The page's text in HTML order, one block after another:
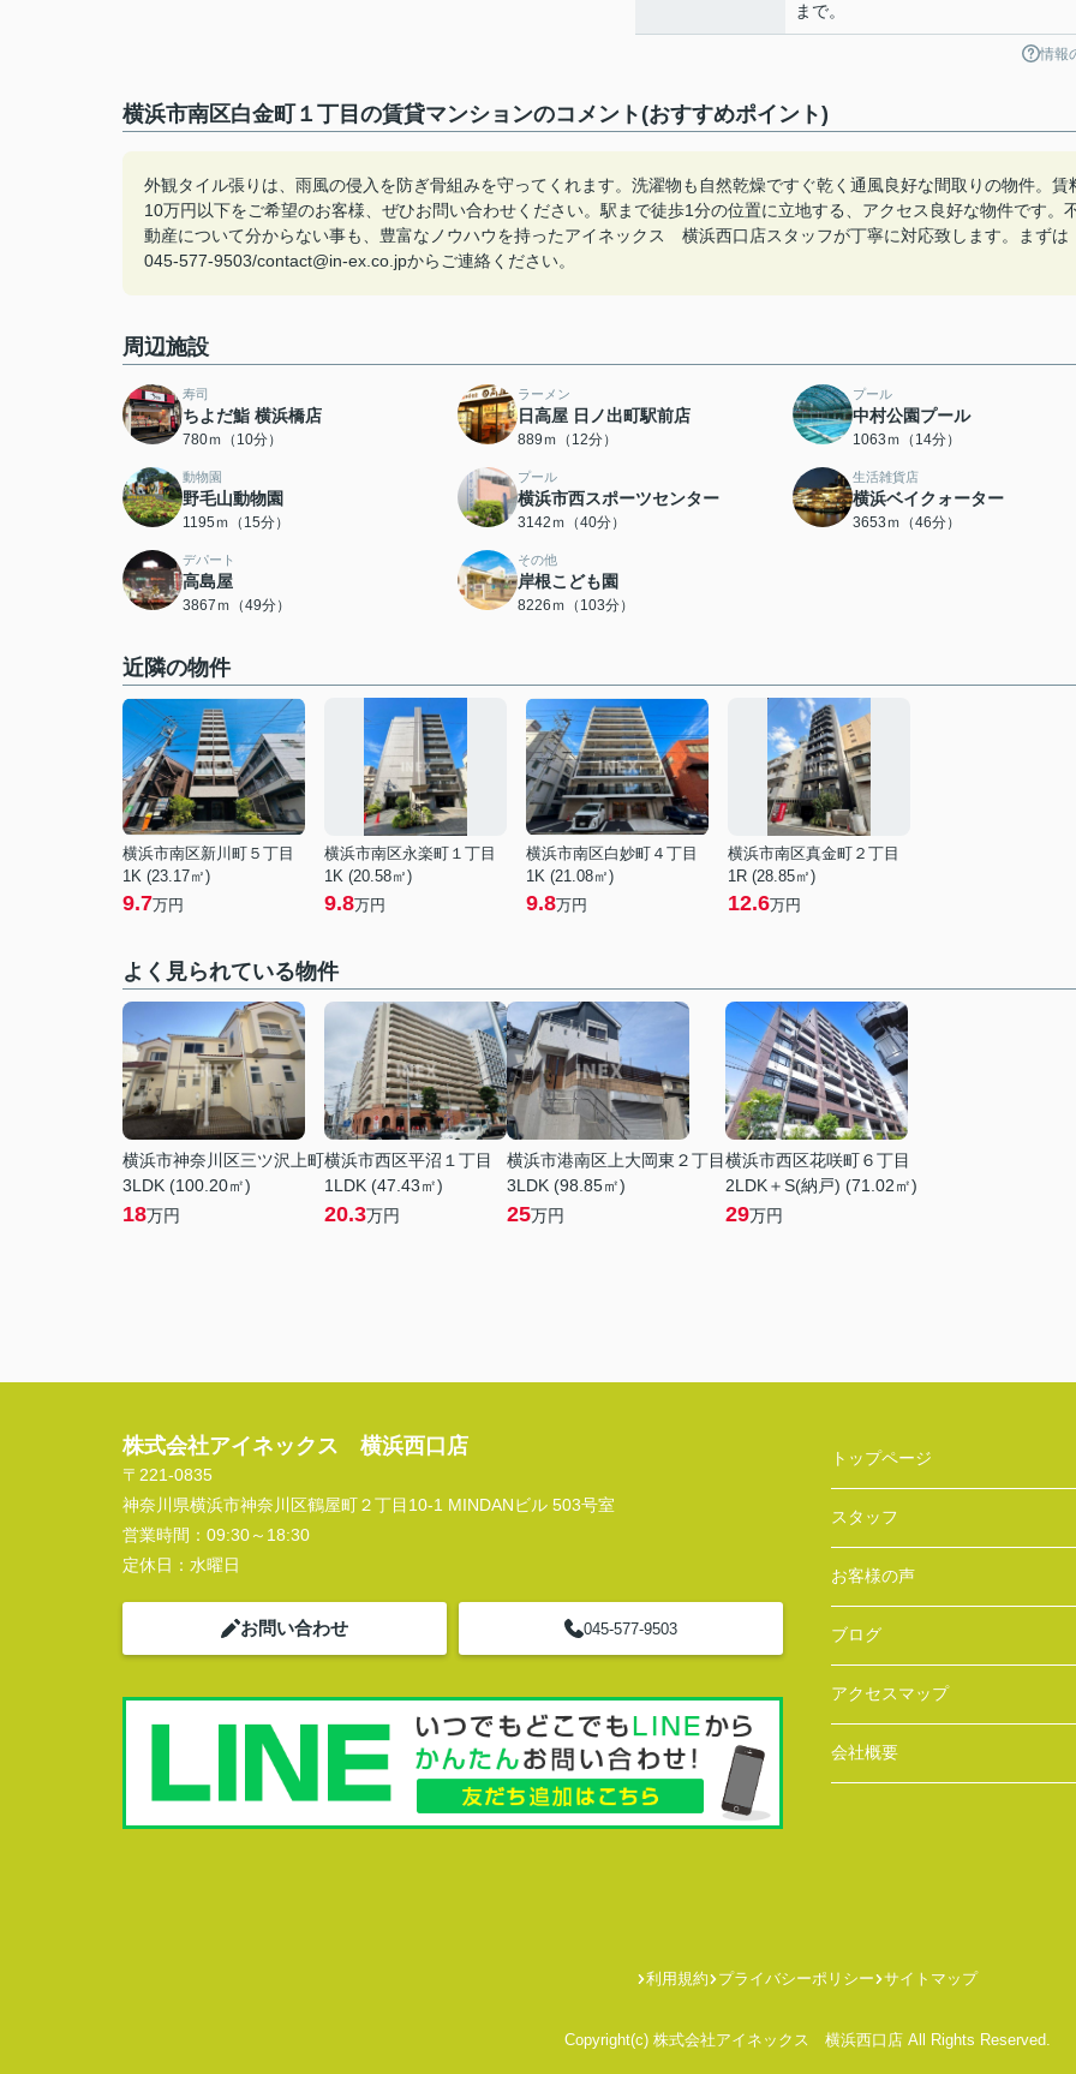
まで。
情報
横浜市南区白金町１丁目の賃貸マンションのコメント(おすすめポイント)
外観タイル張りは、雨風の侵入を防ぎ骨組みを守ってくれます。洗濯物も自然乾燥ですぐ乾く通風良好な間取りの物件。賃
10万円以下をご希望のお客様、ぜひお問い合わせください。駅まで徒歩1分の位置に立地する、アクセス良好な物件です。
動産について分からない事も、豊富なノウハウを持ったアイネックス 横浜西口店スタッフが丁寧に対応致します。まずは
045-577-9503/contact@in-ex.co.jpからご連絡ください。
周辺施設
寿司
ちよだ鮨 横浜橋店
780ｍ（10分）
ラーメン
日高屋 日ノ出町駅前店
889ｍ（12分）
プール
中村公園プール
1063ｍ（14分）
動物園
野毛山動物園
1195ｍ（15分）
プール
横浜市西スポーツセンター
3142ｍ（40分）
生活雑貨店
横浜ベイクォーター
3653ｍ（46分）
デパート
高島屋
3867ｍ（49分）
その他
岸根こども園
8226ｍ（103分）
近隣の物件
横浜市南区新川町５丁目
1K (23.17㎡)
9.7万円
横浜市南区永楽町１丁目
1K (20.58㎡)
9.8万円
横浜市南区白妙町４丁目
1K (21.08㎡)
9.8万円
横浜市南区真金町２丁目
1R (28.85㎡)
12.6万円
よく見られている物件
横浜市神奈川区三ツ沢上町
3LDK (100.20㎡)
18万円
横浜市西区平沼１丁目
1LDK (47.43㎡)
20.3万円
横浜市港南区上大岡東２丁目
3LDK (98.85㎡)
25万円
横浜市西区花咲町６丁目
2LDK＋S(納戸) (71.02㎡)
29万円
株式会社アイネックス 横浜西口店
〒221-0835
神奈川県横浜市神奈川区鶴屋町２丁目10-1 MINDANビル 503号室
営業時間： 09:30～18:30
定休日： 水曜日
お問い合わせ 045-577-9503
トップページ
スタッフ
お客様の声
ブログ
アクセスマップ
会社概要
利用規約 プライバシーポリシー サイトマップ
Copyright(c) 株式会社アイネックス 横浜西口店 All Rights Reserved.